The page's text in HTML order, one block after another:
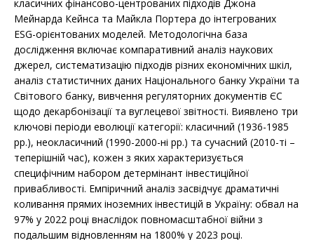
класичних фінансово-центрованих підходів Джона
Мейнарда Кейнса та Майкла Портера до інтегрованих
ESG-орієнтованих моделей. Методологічна база
дослідження включає компаративний аналіз наукових
джерел, систематизацію підходів різних економічних шкіл,
аналіз статистичних даних Національного банку України та
Світового банку, вивчення регуляторних документів ЄС
щодо декарбонізації та вуглецевої звітності. Виявлено три
ключові періоди еволюції категорії: класичний (1936-1985
рр.), неокласичний (1990-2000-ні рр.) та сучасний (2010-ті –
теперішній час), кожен з яких характеризується
специфічним набором детермінант інвестиційної
привабливості. Емпіричний аналіз засвідчує драматичні
коливання прямих іноземних інвестицій в Україну: обвал на
97% у 2022 році внаслідок повномасштабної війни з
подальшим відновленням на 1800% у 2023 році.